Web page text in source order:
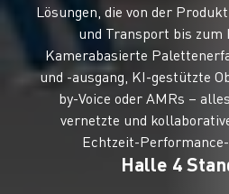
Lösungen, die von der
und Transport bis zum
Kamerabasierte
und -ausgang, KI-gestützte
by-Voice oder AMRs –
vernetzte und
Echtzeit-
Halle 4